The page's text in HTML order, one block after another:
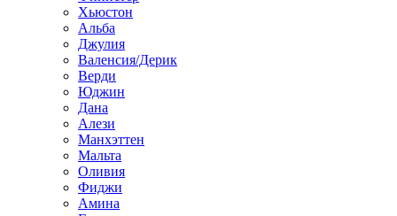
Хьюстон
Альба
Джулия
Валенсия/Дерик
Верди
Юджин
Дана
Алези
Манхэттен
Мальта
Оливия
Фиджи
Амина